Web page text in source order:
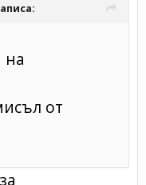
на
от